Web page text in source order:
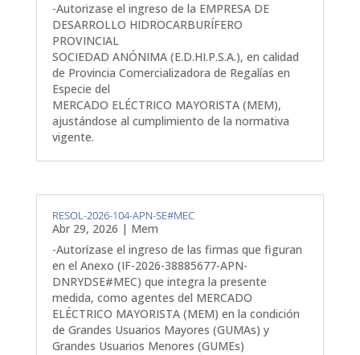
-Autorizase el ingreso de la EMPRESA DE
DESARROLLO HIDROCARBURÍFERO
PROVINCIAL
SOCIEDAD ANÓNIMA (E.D.HI.P.S.A.), en calidad
de Provincia Comercializadora de Regalías en
Especie del
MERCADO ELÉCTRICO MAYORISTA (MEM),
ajustándose al cumplimiento de la normativa
vigente.
RESOL-2026-104-APN-SE#MEC
Abr 29, 2026 | Mem
-Autorízase el ingreso de las firmas que figuran
en el Anexo (IF-2026-38885677-APN-
DNRYDSE#MEC) que integra la presente
medida, como agentes del MERCADO
ELÉCTRICO MAYORISTA (MEM) en la condición
de Grandes Usuarios Mayores (GUMAs) y
Grandes Usuarios Menores (GUMEs)